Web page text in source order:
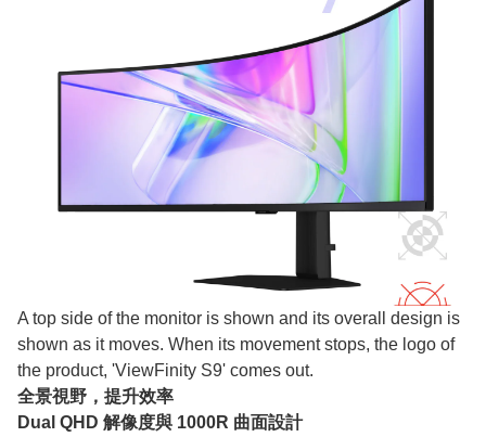
A top side of the monitor is shown and its overall design is
shown as it moves. When its movement stops, the logo of
the product, 'ViewFinity S9' comes out.
全景視野，提升效率
Dual QHD 解像度與 1000R 曲面設計